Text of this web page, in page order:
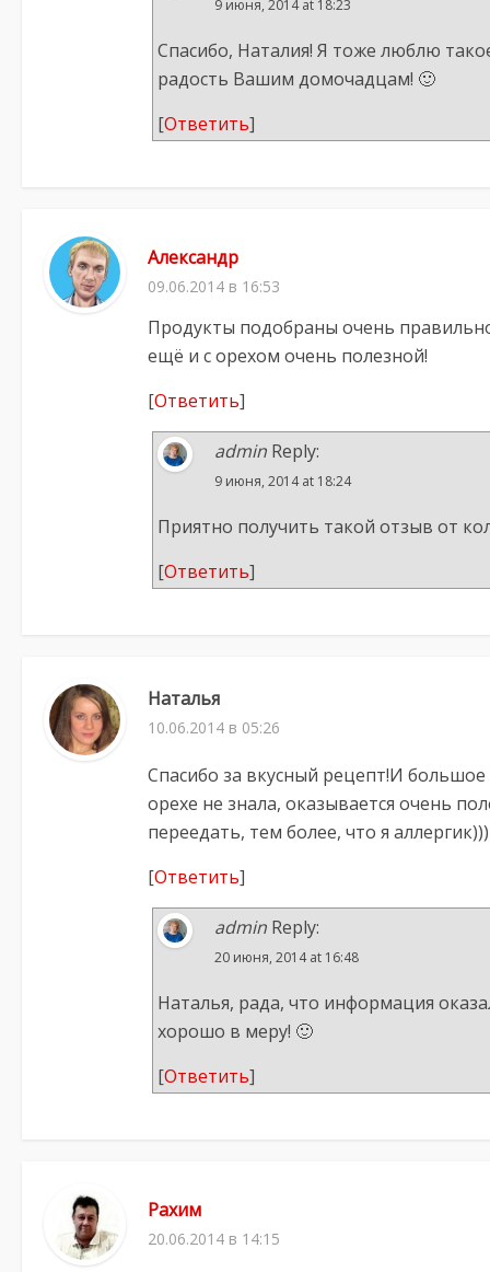
9 июня, 2014 at 18:23
Спасибо, Наталия! Я тоже люблю
радость Вашим домочадцам! 🙂
[Ответить]
Александр
09.06.2014 в 16:53
Продукты подобраны очень
ещё и с орехом очень полезной!
[Ответить]
admin Reply:
9 июня, 2014 at 18:24
Приятно получить такой отзыв от
[Ответить]
Наталья
10.06.2014 в 05:26
Спасибо за вкусный рецепт!И
орехе не знала, оказывается очень
переедать, тем более, что я аллергик)))
[Ответить]
admin Reply:
20 июня, 2014 at 16:48
Наталья, рада, что информация
хорошо в меру! 🙂
[Ответить]
Рахим
20.06.2014 в 14:15